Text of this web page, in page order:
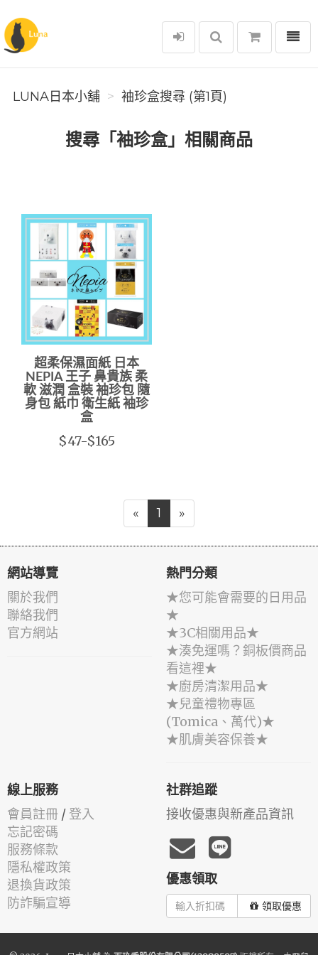
Luna日本小舖
選單
LUNA日本小舖 袖珍盒搜尋 (第1頁)
搜尋「袖珍盒」相關商品
超柔保濕面紙 日本
NEPIA 王子 鼻貴族 柔
軟 滋潤 盒裝 袖珍包 隨
身包 紙巾 衛生紙 袖珍
盒
$47-$165
« 1 »
網站導覽
關於我們
聯絡我們
官方網站
熱門分類
★您可能會需要的日用品
★
★3C相關用品★
★湊免運嗎？銅板價商品
看這裡★
★廚房清潔用品★
★兒童禮物專區
(Tomica、萬代)★
★肌膚美容保養★
線上服務
會員註冊 / 登入
忘記密碼
服務條款
隱私權政策
退換貨政策
防詐騙宣導
社群追蹤
接收優惠與新產品資訊
優惠領取
領取優惠